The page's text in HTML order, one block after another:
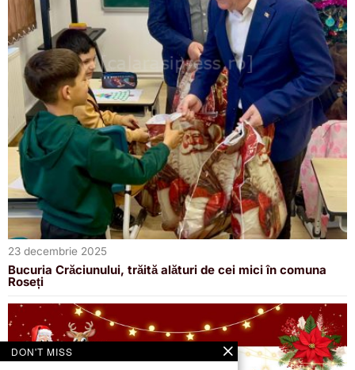
23 decembrie 2025
Bucuria Crăciunului, trăită alături de cei mici în comuna
Roseți
DON'T MISS